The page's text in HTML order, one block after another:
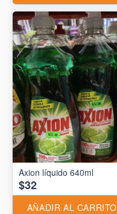
Axion líquido 640ml
$32
AÑADIR AL CARRITO